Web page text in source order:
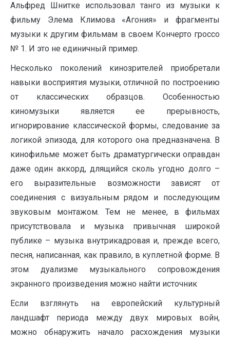
Альфред Шнитке использовал танго из музыки к
фильму Элема Климова «Агония» и фрагменты
музыки к другим фильмам в своем Кончерто гроссо
№ 1. И это не единичный пример.
Несколько поколений кинозрителей приобретали
навыки восприятия музыки, отличной по построению
от классических образцов. Особенностью
киномузыки является ее прерывность,
игнорирование классической формы, следование за
логикой эпизода, для которого она предназначена. В
кинофильме может быть драматургически оправдан
даже один аккорд, длящийся сколь угодно долго –
его выразительные возможности зависят от
соединения с визуальным рядом и последующим
звуковым монтажом. Тем не менее, в фильмах
присутствовала и музыка привычная широкой
публике – музыка внутрикадровая и, прежде всего,
песня, написанная, как правило, в куплетной форме. В
этом дуализме музыкального сопровождения
экранного произведения можно найти источник
Если взглянуть на европейский культурный
ландшафт периода между двух мировых войн,
можно обнаружить начало расхождения музыки